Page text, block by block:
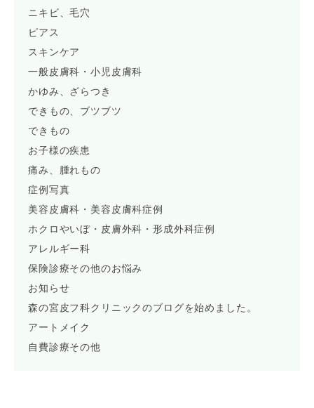
ニキビ、毛穴
ピアス
スキンケア
一般皮膚科・小児皮膚科
かゆみ、ざらつき
できもの、ブツブツ
できもの
お子様の疾患
痛み、腫れもの
症例写真
美容皮膚科・美容皮膚科症例
ホクロやいぼ・皮膚外科・形成外科症例
アレルギー科
保険診療その他のお悩み
お知らせ
森の宮皮フ科クリニックのブログを始めました。
アートメイク
自費診療その他